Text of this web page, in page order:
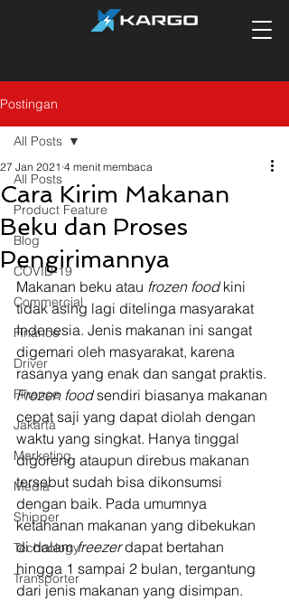
Postingan
All Posts
Product Feature
Blog
COVID-19
Commercial
Finance
Driver
Finance
Jakarta
Marketing
Media
Shipper
Technology
Transporter
All Posts
Cara Kirim Makanan
Beku dan Proses
Pengirimannya
27 Jan 2021 4 menit membaca
Makanan beku atau frozen food kini
tidak asing lagi ditelinga masyarakat
Indonesia. Jenis makanan ini sangat
digemari oleh masyarakat, karena
rasanya yang enak dan sangat praktis.
Frozen food sendiri biasanya makanan
cepat saji yang dapat diolah dengan
waktu yang singkat. Hanya tinggal
digoreng ataupun direbus makanan
tersebut sudah bisa dikonsumsi
dengan baik. Pada umumnya
ketahanan makanan yang dibekukan
di dalam freezer dapat bertahan
hingga 1 sampai 2 bulan, tergantung
dari jenis makanan yang disimpan.